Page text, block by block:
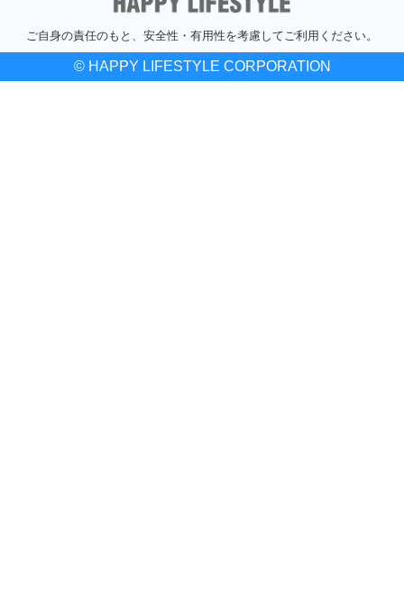
ご自身の責任のもと、安全性・有用性を考慮してご利用ください。
© HAPPY LIFESTYLE CORPORATION